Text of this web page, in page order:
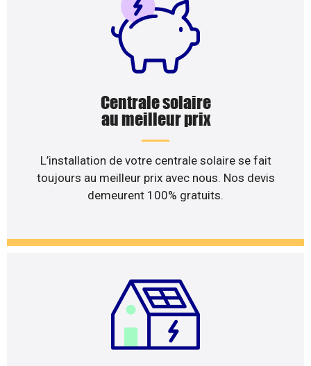
Centrale solaire
au meilleur prix
L’installation de votre centrale solaire se fait
toujours au meilleur prix avec nous. Nos devis
demeurent 100% gratuits.